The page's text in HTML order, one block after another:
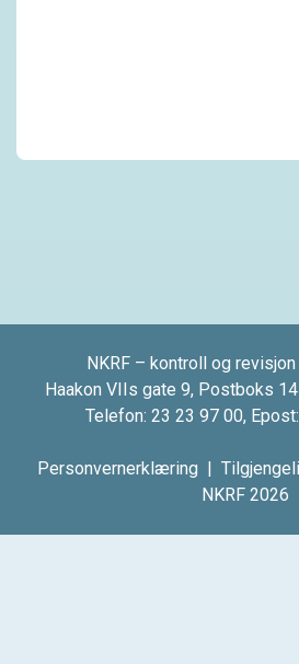
NKRF – kontroll og
Haakon VIIs gate 9, Postboks
Telefon: 23 23 97 00, Epost:
Personvernerklæring |
NKRF 2026